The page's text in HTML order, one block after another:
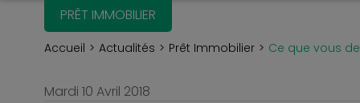
PRÊT IMMOBILIER
Accueil Actualités Prêt Immobilier Ce que vous
Mardi 10 Avril 2018